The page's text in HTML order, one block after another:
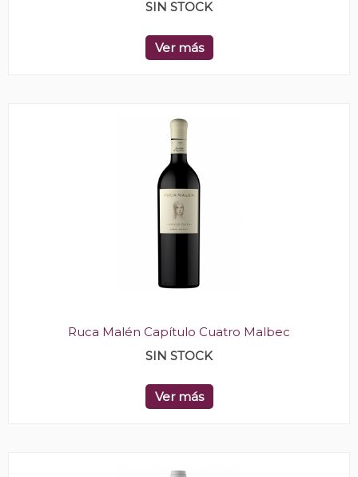
SIN STOCK
Ver más
Ruca Malén Capítulo Cuatro Malbec
SIN STOCK
Ver más